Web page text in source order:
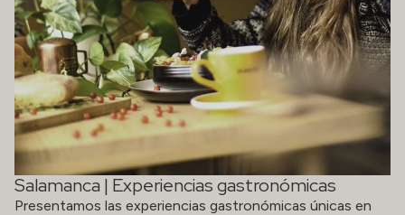
Salamanca | Experiencias gastronómicas
Presentamos las experiencias gastronómicas únicas en